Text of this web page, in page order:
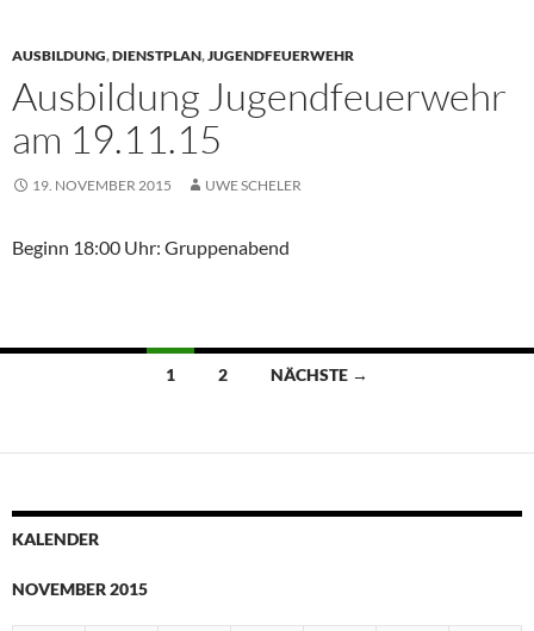
AUSBILDUNG,DIENSTPLAN,JUGENDFEUERWEHR
Ausbildung Jugendfeuerwehr
am 19.11.15
19. NOVEMBER 2015 UWE SCHELER
Beginn 18:00 Uhr: Gruppenabend
Beitragsnavigation
1 2 NÄCHSTE →
KALENDER
NOVEMBER 2015